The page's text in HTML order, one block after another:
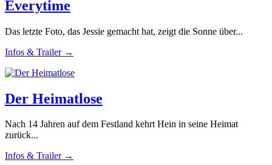
Everytime
Das letzte Foto, das Jessie gemacht hat, zeigt die Sonne über...
Infos & Trailer →
Der Heimatlose
Nach 14 Jahren auf dem Festland kehrt Hein in seine Heimat
zurück...
Infos & Trailer →